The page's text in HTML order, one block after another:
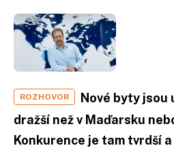
ROZHOVOR
Nové byty jsou
dražší než v Maďarsku
Konkurence je tam tvrdší